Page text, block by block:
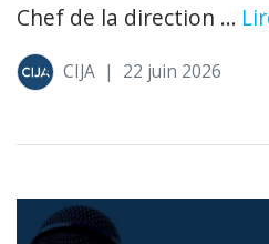
Chef de la direction ...
CIJA | 22 juin 2026